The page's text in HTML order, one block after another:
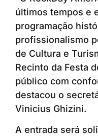
últimos tempos e
programação
profissionalismo
de Cultura e
Recinto da Festa
público com
destacou o
Vinicius Ghizini.
A entrada será